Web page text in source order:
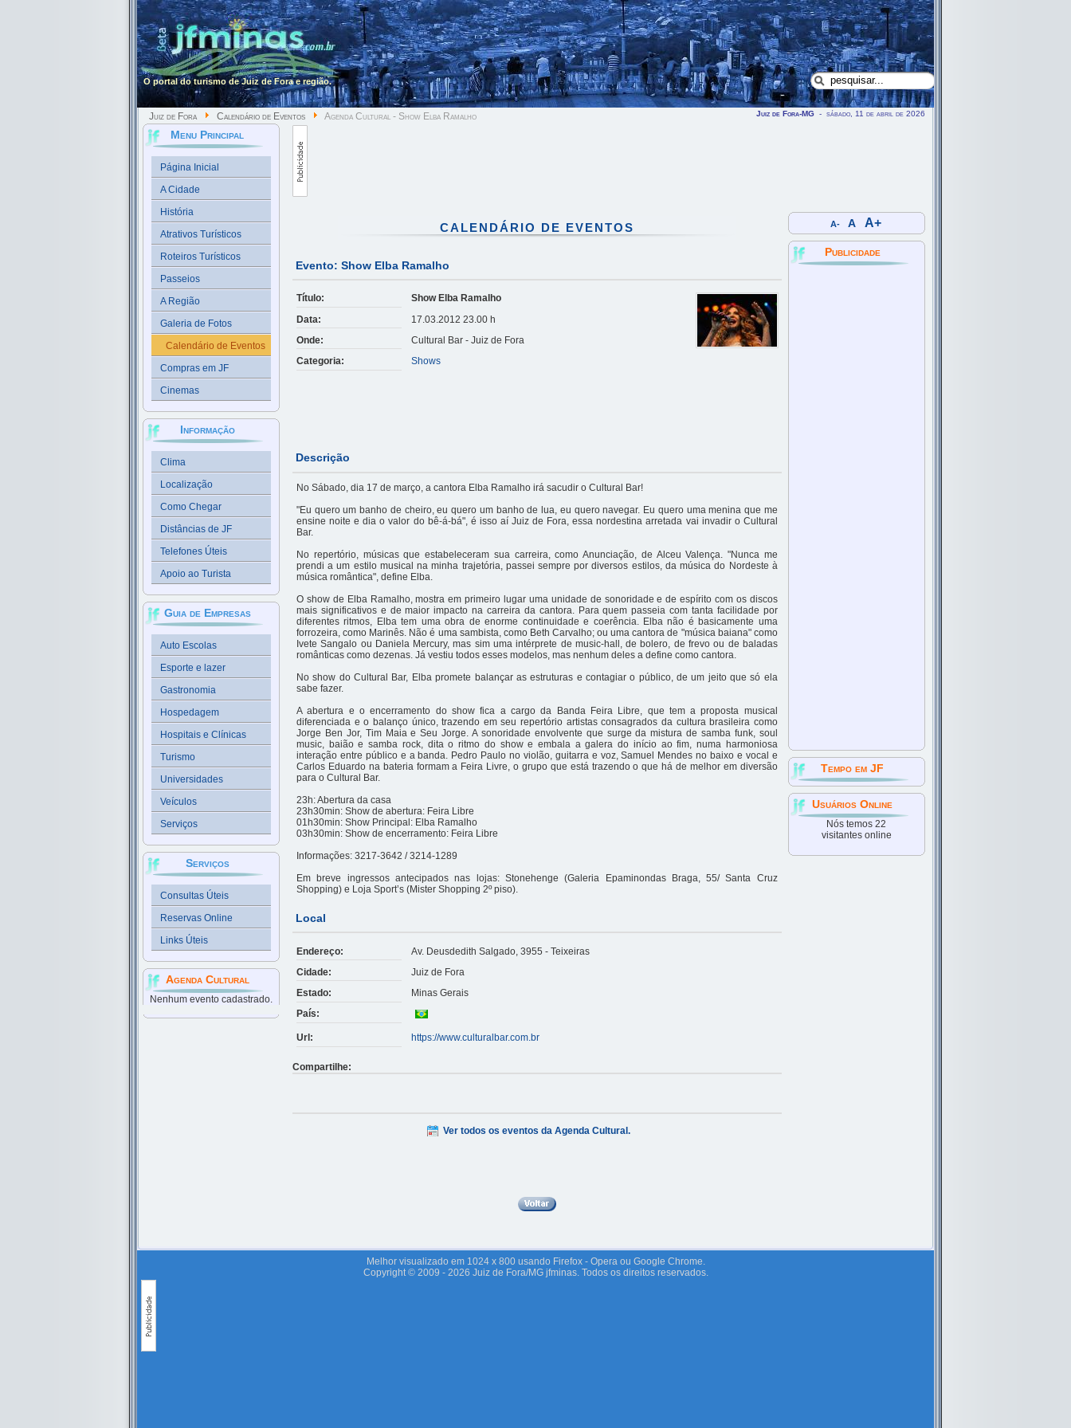
O portal do turismo de Juiz de Fora e região.
Juiz de Fora Calendário de Eventos Agenda Cultural - Show Elba Ramalho Juiz de Fora-MG - sábado, 11 de abril de 2026
Menu Principal
Página Inicial
A Cidade
História
Atrativos Turísticos
Roteiros Turísticos
Passeios
A Região
Galeria de Fotos
Calendário de Eventos
Compras em JF
Cinemas
Informação
Clima
Localização
Como Chegar
Distâncias de JF
Telefones Úteis
Apoio ao Turista
Guia de Empresas
Auto Escolas
Esporte e lazer
Gastronomia
Hospedagem
Hospitais e Clínicas
Turismo
Universidades
Veículos
Serviços
Serviços
Consultas Úteis
Reservas Online
Links Úteis
Agenda Cultural
Nenhum evento cadastrado.
CALENDÁRIO DE EVENTOS
Evento: Show Elba Ramalho
Título:
Show Elba Ramalho
Data:
17.03.2012 23.00 h
Onde:
Cultural Bar - Juiz de Fora
Categoria:
Shows
Descrição
No Sábado, dia 17 de março, a cantora Elba Ramalho irá sacudir o Cultural Bar!
"Eu quero um banho de cheiro, eu quero um banho de lua, eu quero navegar. Eu quero uma menina que me
ensine noite e dia o valor do bê-á-bá", é isso aí Juiz de Fora, essa nordestina arretada vai invadir o Cultural
Bar.
No repertório, músicas que estabeleceram sua carreira, como Anunciação, de Alceu Valença. "Nunca me
prendi a um estilo musical na minha trajetória, passei sempre por diversos estilos, da música do Nordeste à
música romântica", define Elba.
O show de Elba Ramalho, mostra em primeiro lugar uma unidade de sonoridade e de espírito com os discos
mais significativos e de maior impacto na carreira da cantora. Para quem passeia com tanta facilidade por
diferentes ritmos, Elba tem uma obra de enorme continuidade e coerência. Elba não é basicamente uma
forrozeira, como Marinês. Não é uma sambista, como Beth Carvalho; ou uma cantora de "música baiana" como
Ivete Sangalo ou Daniela Mercury, mas sim uma intérprete de music-hall, de bolero, de frevo ou de baladas
românticas como dezenas. Já vestiu todos esses modelos, mas nenhum deles a define como cantora.
No show do Cultural Bar, Elba promete balançar as estruturas e contagiar o público, de um jeito que só ela
sabe fazer.
A abertura e o encerramento do show fica a cargo da Banda Feira Libre, que tem a proposta musical
diferenciada e o balanço único, trazendo em seu repertório artistas consagrados da cultura brasileira como
Jorge Ben Jor, Tim Maia e Seu Jorge. A sonoridade envolvente que surge da mistura de samba funk, soul
music, baião e samba rock, dita o ritmo do show e embala a galera do início ao fim, numa harmoniosa
interação entre público e a banda. Pedro Paulo no violão, guitarra e voz, Samuel Mendes no baixo e vocal e
Carlos Eduardo na bateria formam a Feira Livre, o grupo que está trazendo o que há de melhor em diversão
para o Cultural Bar.
23h: Abertura da casa
23h30min: Show de abertura: Feira Libre
01h30min: Show Principal: Elba Ramalho
03h30min: Show de encerramento: Feira Libre
Informações: 3217-3642 / 3214-1289
Em breve ingressos antecipados nas lojas: Stonehenge (Galeria Epaminondas Braga, 55/ Santa Cruz
Shopping) e Loja Sport’s (Mister Shopping 2º piso).
Local
Endereço:
Av. Deusdedith Salgado, 3955 - Teixeiras
Cidade:
Juiz de Fora
Estado:
Minas Gerais
País:
Url: https://www.culturalbar.com.br
Compartilhe:
Ver todos os eventos da Agenda Cultural.
A- A A+
Publicidade
Tempo em JF
Usuários Online
Nós temos 22
visitantes online
Melhor visualizado em 1024 x 800 usando Firefox - Opera ou Google Chrome.
Copyright © 2009 - 2026 Juiz de Fora/MG jfminas. Todos os direitos reservados.